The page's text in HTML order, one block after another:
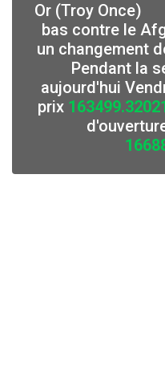
Or (Troy Once)
bas contre le
un changement
Pendant la
aujourd'hui
prix